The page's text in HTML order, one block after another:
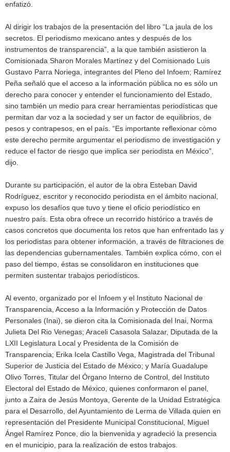
enfatizó.
Al dirigir los trabajos de la presentación del libro “La jaula de los
secretos. El periodismo mexicano antes y después de los
instrumentos de transparencia”, a la que también asistieron la
Comisionada Sharon Morales Martínez y del Comisionado Luis
Gustavo Parra Noriega, integrantes del Pleno del Infoem; Ramírez
Peña señaló que el acceso a la información pública no es sólo un
derecho para conocer y entender el funcionamiento del Estado,
sino también un medio para crear herramientas periodísticas que
permitan dar voz a la sociedad y ser un factor de equilibrios, de
pesos y contrapesos, en el país. “Es importante reflexionar cómo
este derecho permite argumentar el periodismo de investigación y
reduce el factor de riesgo que implica ser periodista en México”,
dijo.
Durante su participación, el autor de la obra Esteban David
Rodríguez, escritor y reconocido periodista en el ámbito nacional,
expuso los desafíos que tuvo y tiene el oficio periodístico en
nuestro país. Esta obra ofrece un recorrido histórico a través de
casos concretos que documenta los retos que han enfrentado las y
los periodistas para obtener información, a través de filtraciones de
las dependencias gubernamentales. También explica cómo, con el
paso del tiempo, éstas se consolidaron en instituciones que
permiten sustentar trabajos periodísticos.
Al evento, organizado por el Infoem y el Instituto Nacional de
Transparencia, Acceso a la Información y Protección de Datos
Personales (Inai), se dieron cita la Comisionada del Inai, Norma
Julieta Del Rio Venegas; Araceli Casasola Salazar, Diputada de la
LXII Legislatura Local y Presidenta de la Comisión de
Transparencia; Erika Icela Castillo Vega, Magistrada del Tribunal
Superior de Justicia del Estado de México; y María Guadalupe
Olivo Torres, Titular del Órgano Interno de Control, del Instituto
Electoral del Estado de México, quienes conformaron el panel,
junto a Zaira de Jesús Montoya, Gerente de la Unidad Estratégica
para el Desarrollo, del Ayuntamiento de Lerma de Villada quien en
representación del Presidente Municipal Constitucional, Miguel
Ángel Ramírez Ponce, dio la bienvenida y agradeció la presencia
en el municipio, para la realización de estos trabajos.